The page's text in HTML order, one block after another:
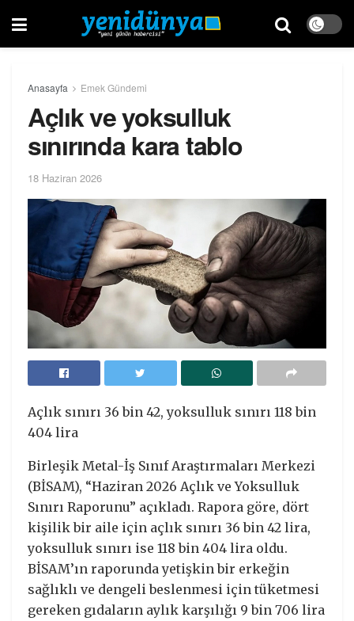
Anasayfa Emek Gündemi
Açlık ve yoksulluk
sınırında kara tablo
18 Haziran 2026
Açlık sınırı 36 bin 42, yoksulluk sınırı 118 bin
404 lira
Birleşik Metal-İş Sınıf Araştırmaları Merkezi
(BİSAM), “Haziran 2026 Açlık ve Yoksulluk
Sınırı Raporunu” açıkladı. Rapora göre, dört
kişilik bir aile için açlık sınırı 36 bin 42 lira,
yoksulluk sınırı ise 118 bin 404 lira oldu.
BİSAM’ın raporunda yetişkin bir erkeğin
sağlıklı ve dengeli beslenmesi için tüketmesi
gereken gıdaların aylık karşılığı 9 bin 706 lira